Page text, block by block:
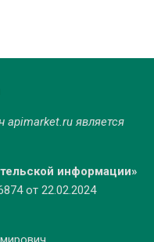
apimarket.ruявляется
информации»
от 22.02.2024